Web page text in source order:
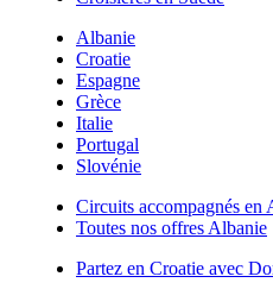
Albanie
Croatie
Espagne
Grèce
Italie
Portugal
Slovénie
Circuits accompagnés en
Toutes nos offres Albanie
Partez en Croatie avec